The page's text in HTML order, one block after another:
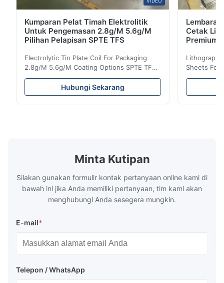
Kumparan Pelat Timah Elektrolitik
Untuk Pengemasan 2.8g/M 5.6g/M
Pilihan Pelapisan SPTE TFS
Electrolytic Tin Plate Coil For Packaging
2.8g/M 5.6g/M Coating Options SPTE TFS
Electrolytic Tin Plate Coil for Packaging -
2.8/2.8 & 5.6/5.6g/m Coating Options SPTE
TFS Electrolytic Tin Plate (ETP) represents
robust and adaptable. Engineered
Hubungi Sekarang
Cetak
Premium
Sheets For
929mm
packaging
Minta Kutipan
Silakan gunakan formulir kontak pertanyaan online kami di
bawah ini jika Anda memiliki pertanyaan, tim kami akan
menghubungi Anda sesegera mungkin.
E-mail*
Telepon / WhatsApp